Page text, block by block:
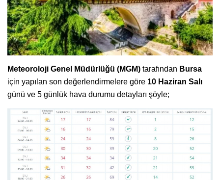
Meteoroloji Genel Müdürlüğü (MGM) tarafından Bursa
için yapılan son değerlendirmelere göre 10 Haziran Salı
günü ve 5 günlük hava durumu detayları şöyle;